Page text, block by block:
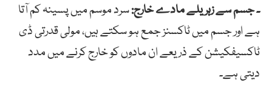
۔ جسم سے زہریلے مادے خارج:سرد موسم میں پسینہ کم آتا
ہے اور جسم میں ٹاکسنز جمع ہو سکتے ہیں، مولی قدرتی ڈی
ٹاکسیفکیشن کے ذریعے ان مادوں کو خارج کرنے میں مدد
دیتی ہے۔